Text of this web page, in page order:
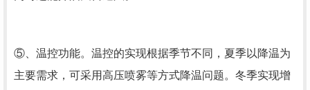
⑤、温控功能。温控的实现根据季节不同，夏季以降温为
主要需求，可采用高压喷雾等方式降温问题。冬季实现增